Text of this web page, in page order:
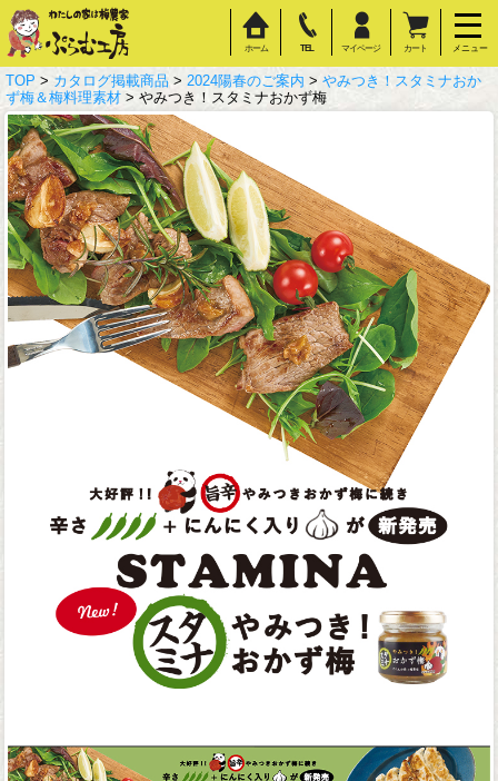
ホーム TEL マイページ カート メニュー
TOP > カタログ掲載商品 > 2024陽春のご案内 > やみつき！スタミナおか
ず梅＆梅料理素材 > やみつき！スタミナおかず梅